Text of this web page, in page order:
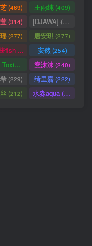
(469) 王雨纯(409)
(314) [DJAWA] (290)
(277) 唐安琪 (277)
fish 安然(254)
妲己_Toxic(247)蠢沫沫(240)
(229) 绮里嘉(222)
(212) 水淼aqua(172)